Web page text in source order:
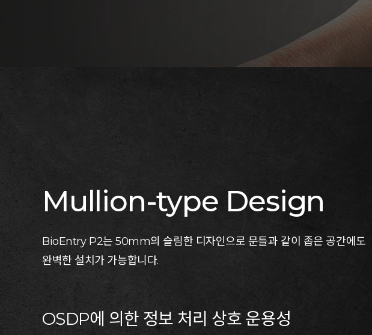
Mullion-type Design
BioEntry P2는 50mm의 슬림한 디자인으로 문틀과 같이 좁은 공간에도
완벽한 설치가 가능합니다.
OSDP에 의한 정보 처리 상호 운용성